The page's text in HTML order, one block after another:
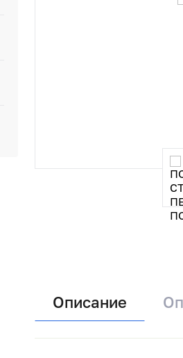
Описание